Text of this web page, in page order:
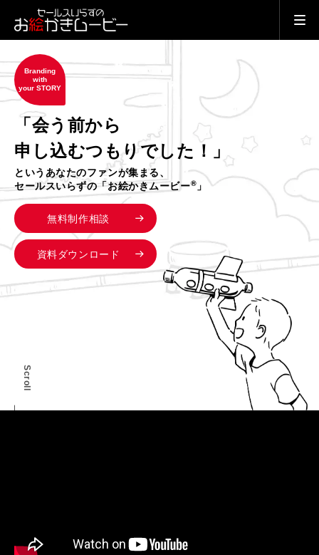
Branding
with
your STORY
「会う前から
申し込むつもりでした！」
というあなたのファンが集まる、
セールスいらずの「お絵かきムービー® 」
無料制作相談
資料ダウンロード
Scroll